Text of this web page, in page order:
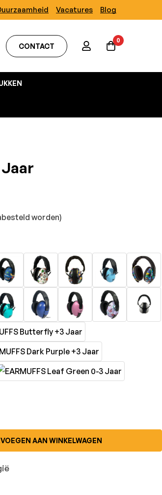
Vacatures Blog
CONTACT
0
Jaar
worden)
AAN WINKELWAGEN